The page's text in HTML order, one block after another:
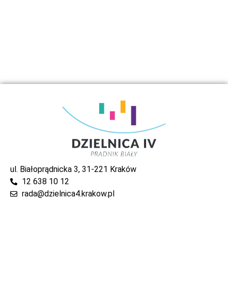
ul. Białoprądnicka 3, 31-221 Kraków
12 638 10 12
rada@dzielnica4.krakow.pl